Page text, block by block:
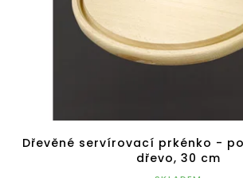
Dřevěné servírovací prkénko -
dřevo, 30 cm